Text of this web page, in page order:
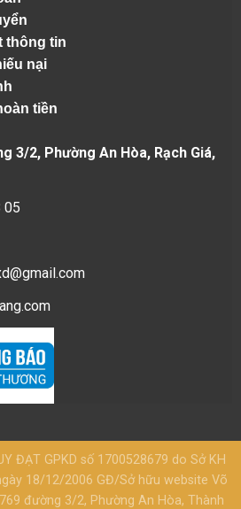
thông tin
nại
tiền
3/2, Phường An Hòa, Rạch Giá,
05
ĐẠT GPKD số 1700528679 do Sở KH
18/12/2006 GĐ/Sở hữu website Võ
đường 3/2, Phường An Hòa, Thành